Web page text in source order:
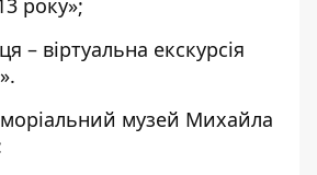
року»;
– віртуальна екскурсія
музей Михайла